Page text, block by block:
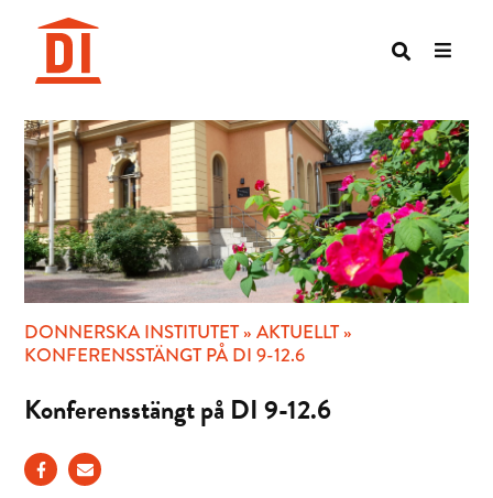
DONNERSKA INSTITUTET»AKTUELLT»
KONFERENSSTÄNGT PÅ DI 9-12.6
Konferensstängt på DI 9-12.6